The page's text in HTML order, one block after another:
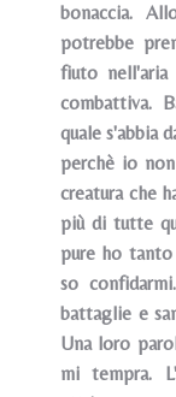
bonaccia.
potrebbe
fiuto
combattiva.
quale s'abbia
perchè io
creatura che
più di tutte
pure ho
so
battaglie e
Una loro
mi tempra.